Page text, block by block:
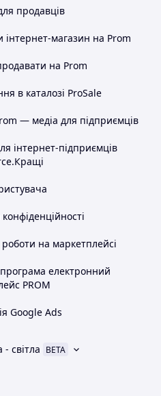
продавців
інтернет-магазин на Prom
на Prom
в каталозі ProSale
— медіа для підприємців
інтернет-підприємців
на маркетплейсі
електронний
PROM
Google Ads
- світла BETA